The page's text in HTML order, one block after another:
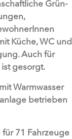
Grün-
Küche, WC und
Auch für
gesorgt.
Warmwasser
betrieben
71 Fahrzeuge